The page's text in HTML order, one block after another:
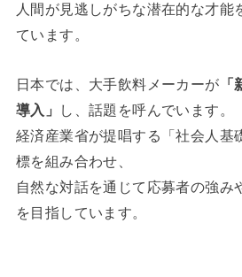
人間が見逃しがちな潜在的な才能
ています。
日本では、大手飲料メーカーが
導入」
し、話題を呼んでいます。
経済産業省が提唱する「社会人基
標を組み合わせ、
自然な対話を通じて応募者の強み
を目指しています。